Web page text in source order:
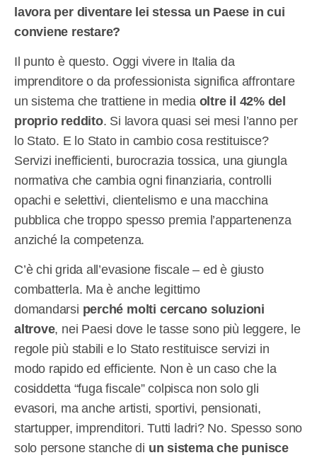
lavora per diventare lei stessa un Paese in cui
conviene restare?
Il punto è questo. Oggi vivere in Italia da
imprenditore o da professionista significa affrontare
un sistema che trattiene in media oltre il 42% del
proprio reddito. Si lavora quasi sei mesi l’anno per
lo Stato. E lo Stato in cambio cosa restituisce?
Servizi inefficienti, burocrazia tossica, una giungla
normativa che cambia ogni finanziaria, controlli
opachi e selettivi, clientelismo e una macchina
pubblica che troppo spesso premia l’appartenenza
anziché la competenza.
C’è chi grida all’evasione fiscale – ed è giusto
combatterla. Ma è anche legittimo
domandarsi perché molti cercano soluzioni
altrove, nei Paesi dove le tasse sono più leggere, le
regole più stabili e lo Stato restituisce servizi in
modo rapido ed efficiente. Non è un caso che la
cosiddetta “fuga fiscale” colpisca non solo gli
evasori, ma anche artisti, sportivi, pensionati,
startupper, imprenditori. Tutti ladri? No. Spesso sono
solo persone stanche di un sistema che punisce